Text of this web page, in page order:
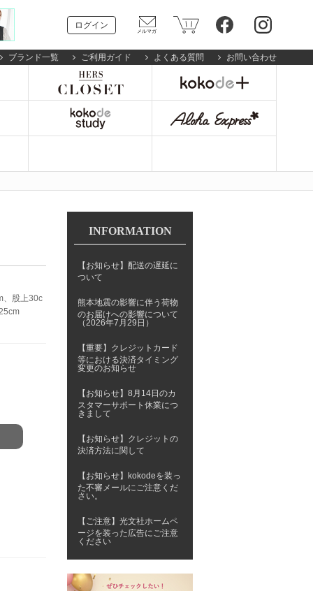
ログイン
ブランド一覧 ご利用ガイド よくある質問 お問い合わせ
、股上30c
INFORMATION
【お知らせ】配送の遅延に
ついて
熊本地震の影響に伴う荷物
のお届けへの影響について
（2026年7月29日）
【重要】クレジットカード
等における決済タイミング
変更のお知らせ
【お知らせ】8月14日のカ
スタマーサポート休業につ
きまして
【お知らせ】クレジットの
決済方法に関して
【お知らせ】kokodeを装っ
た不審メールにご注意くだ
さい。
【ご注意】光文社ホームペ
ージを装った広告にご注意
ください